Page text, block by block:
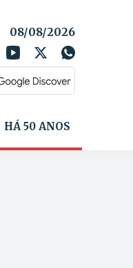
08/08/2026
HÁ 50 ANOS